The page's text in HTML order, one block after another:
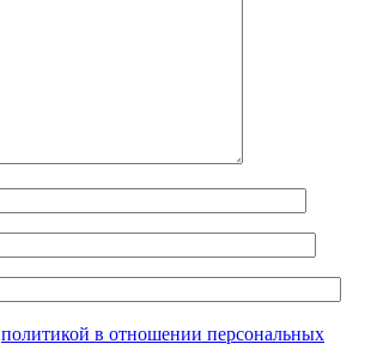
политикой в отношении персональных